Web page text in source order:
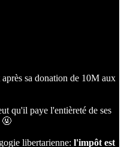
sa donation de 10M aux
qu'il paye l'entièreté de ses
🤬
libertarienne: l'impôt est